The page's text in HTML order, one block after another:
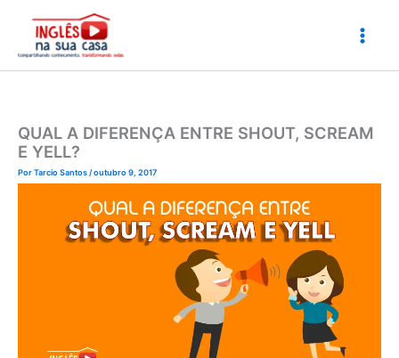
conteúdo
QUAL A DIFERENÇA ENTRE SHOUT, SCREAM
E YELL?
PorTarcio Santos/outubro 9, 2017